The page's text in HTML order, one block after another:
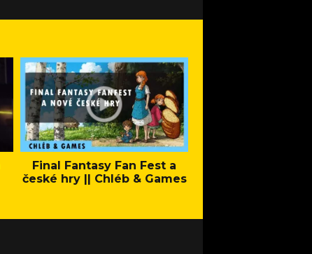
Final Fantasy Fan Fest a
české hry || Chléb & Games